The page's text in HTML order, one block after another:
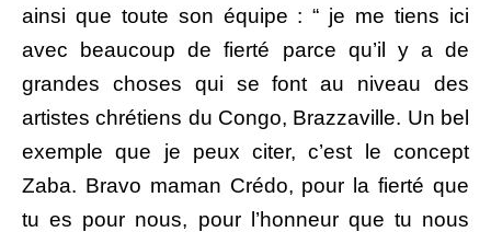
ainsi que toute son équipe : “ je me tiens ici
avec beaucoup de fierté parce qu’il y a de
grandes choses qui se font au niveau des
artistes chrétiens du Congo, Brazzaville. Un bel
exemple que je peux citer, c’est le concept
Zaba. Bravo maman Crédo, pour la fierté que
tu es pour nous, pour l’honneur que tu nous